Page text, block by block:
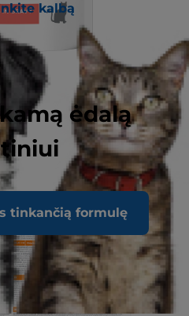
kalbą
ėdalą
tinkančią formulę